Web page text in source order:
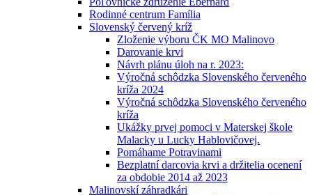
Rodinné centrum Família
Slovenský červený kríž
Zloženie výboru ČK MO Malinovo
Darovanie krvi
Návrh plánu úloh na r. 2023:
Výročná schôdzka Slovenského červeného
kríža 2024
Výročná schôdzka Slovenského červeného
kríža
Ukážky prvej pomoci v Materskej škole
Malacky u Lucky Hablovičovej.
Pomáhame Potravinami
Bezplatní darcovia krvi a držitelia ocenení
za obdobie 2014 až 2023
Malinovskí záhradkári